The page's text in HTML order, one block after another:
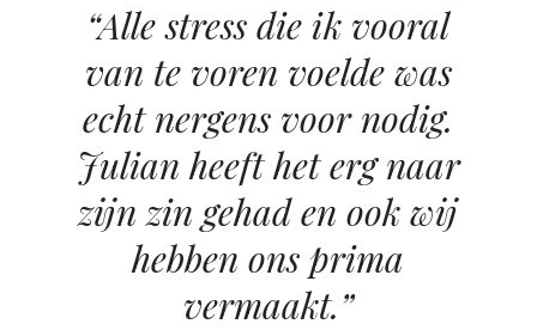
“Alle stress die ik vooral
van te voren voelde was
echt nergens voor nodig.
Julian heeft het erg naar
zijn zin gehad en ook wij
hebben ons prima
vermaakt.”